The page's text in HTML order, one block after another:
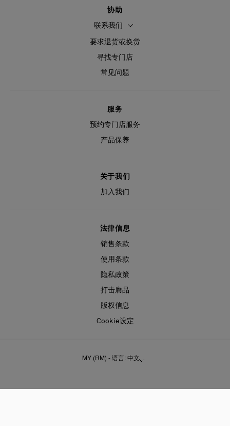
协助
联系我们
要求退货或换货
寻找专门店
常见问题
服务
预约专门店服务
产品保养
关于我们
加入我们
法律信息
销售条款
使用条款
隐私政策
打击膺品
版权信息
Cookie设定
MY (RM) - 语言: 中文